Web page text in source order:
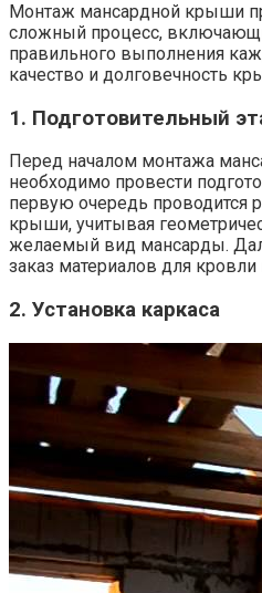
Монтаж мансардной крыши
сложный процесс,
правильного выполнения
качество и долговечность
1. Подготовительный
Перед началом монтажа
необходимо провести
первую очередь проводится
крыши, учитывая
желаемый вид мансарды.
заказ материалов для кровли
2. Установка каркаса